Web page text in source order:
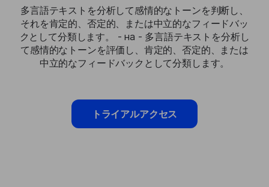
多言語テキストを分析して感情的なトーンを判断し、
それを肯定的、否定的、または中立的なフィードバッ
クとして分類します。 - на - 多言語テキストを分析し
て感情的なトーンを評価し、肯定的、否定的、または
中立的なフィードバックとして分類します。
トライアルアクセス